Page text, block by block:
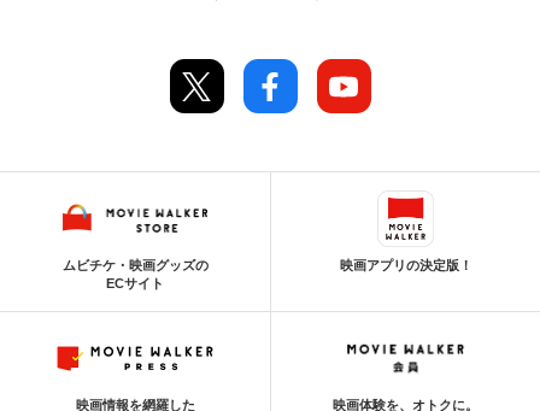
ムビチケ・映画グッズの
ECサイト
映画アプリの決定版！
映画情報を網羅した 映画体験を、オトクに。